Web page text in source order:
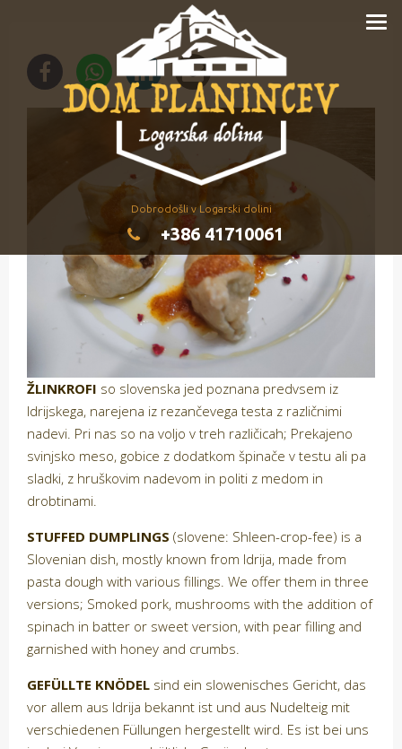
Dobrodošli v Logarski dolini
+386 41710061
ŽLINKROFI so slovenska jed poznana predvsem iz
Idrijskega, narejena iz rezančevega testa z različnimi
nadevi. Pri nas so na voljo v treh različicah; Prekajeno
svinjsko meso, gobice z dodatkom špinače v testu ali pa
sladki, z hruškovim nadevom in politi z medom in
drobtinami.
STUFFED DUMPLINGS (slovene: Shleen-crop-fee) is a
Slovenian dish, mostly known from Idrija, made from
pasta dough with various fillings. We offer them in three
versions; Smoked pork, mushrooms with the addition of
spinach in batter or sweet version, with pear filling and
garnished with honey and crumbs.
GEFÜLLTE KNÖDEL sind ein slowenisches Gericht, das
vor allem aus Idrija bekannt ist und aus Nudelteig mit
verschiedenen Füllungen hergestellt wird. Es ist bei uns